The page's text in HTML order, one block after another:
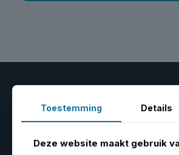
Hefbruggen
1-koloms
Banden
De- en
Toestemming Details
Deze website maakt gebruik